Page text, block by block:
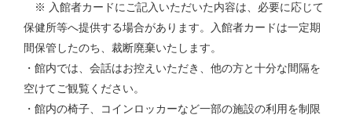
※ 入館者カードにご記入いただいた内容は、必要に応じて
保健所等へ提供する場合があります。入館者カードは一定期
間保管したのち、裁断廃棄いたします。
・館内では、会話はお控えいただき、他の方と十分な間隔を
空けてご観覧ください。
・館内の椅子、コインロッカーなど一部の施設の利用を制限